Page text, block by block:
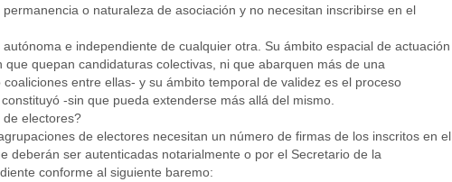
o naturaleza de asociación y no necesitan inscribirse en el
e independiente de cualquier otra. Su ámbito espacial de actuación
quepan candidaturas colectivas, ni que abarquen más de una
entre ellas- y su ámbito temporal de validez es el proceso
-sin que pueda extenderse más allá del mismo.
electores?
de electores necesitan un número de firmas de los inscritos en el
deberán ser autenticadas notarialmente o por el Secretario de la
conforme al siguiente baremo: